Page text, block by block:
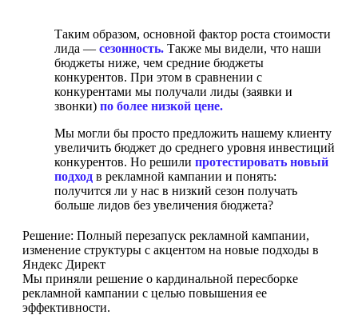
Таким образом, основной фактор роста стоимости
лида — сезонность. Также мы видели, что наши
бюджеты ниже, чем средние бюджеты
конкурентов. При этом в сравнении с
конкурентами мы получали лиды (заявки и
звонки) по более низкой цене.
Мы могли бы просто предложить нашему клиенту
увеличить бюджет до среднего уровня инвестиций
конкурентов. Но решили протестировать новый
подход в рекламной кампании и понять:
получится ли у нас в низкий сезон получать
больше лидов без увеличения бюджета?
Решение: Полный перезапуск рекламной кампании,
изменение структуры с акцентом на новые подходы в
Яндекс Директ
Мы приняли решение о кардинальной пересборке
рекламной кампании с целью повышения ее
эффективности.